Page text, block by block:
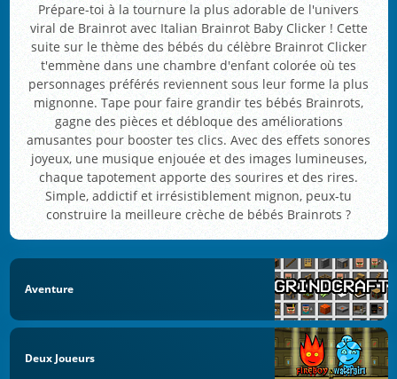
Prépare-toi à la tournure la plus adorable de l'univers
viral de Brainrot avec Italian Brainrot Baby Clicker ! Cette
suite sur le thème des bébés du célèbre Brainrot Clicker
t'emmène dans une chambre d'enfant colorée où tes
personnages préférés reviennent sous leur forme la plus
mignonne. Tape pour faire grandir tes bébés Brainrots,
gagne des pièces et débloque des améliorations
amusantes pour booster tes clics. Avec des effets sonores
joyeux, une musique enjouée et des images lumineuses,
chaque tapotement apporte des sourires et des rires.
Simple, addictif et irrésistiblement mignon, peux-tu
construire la meilleure crèche de bébés Brainrots ?
Aventure
Deux Joueurs